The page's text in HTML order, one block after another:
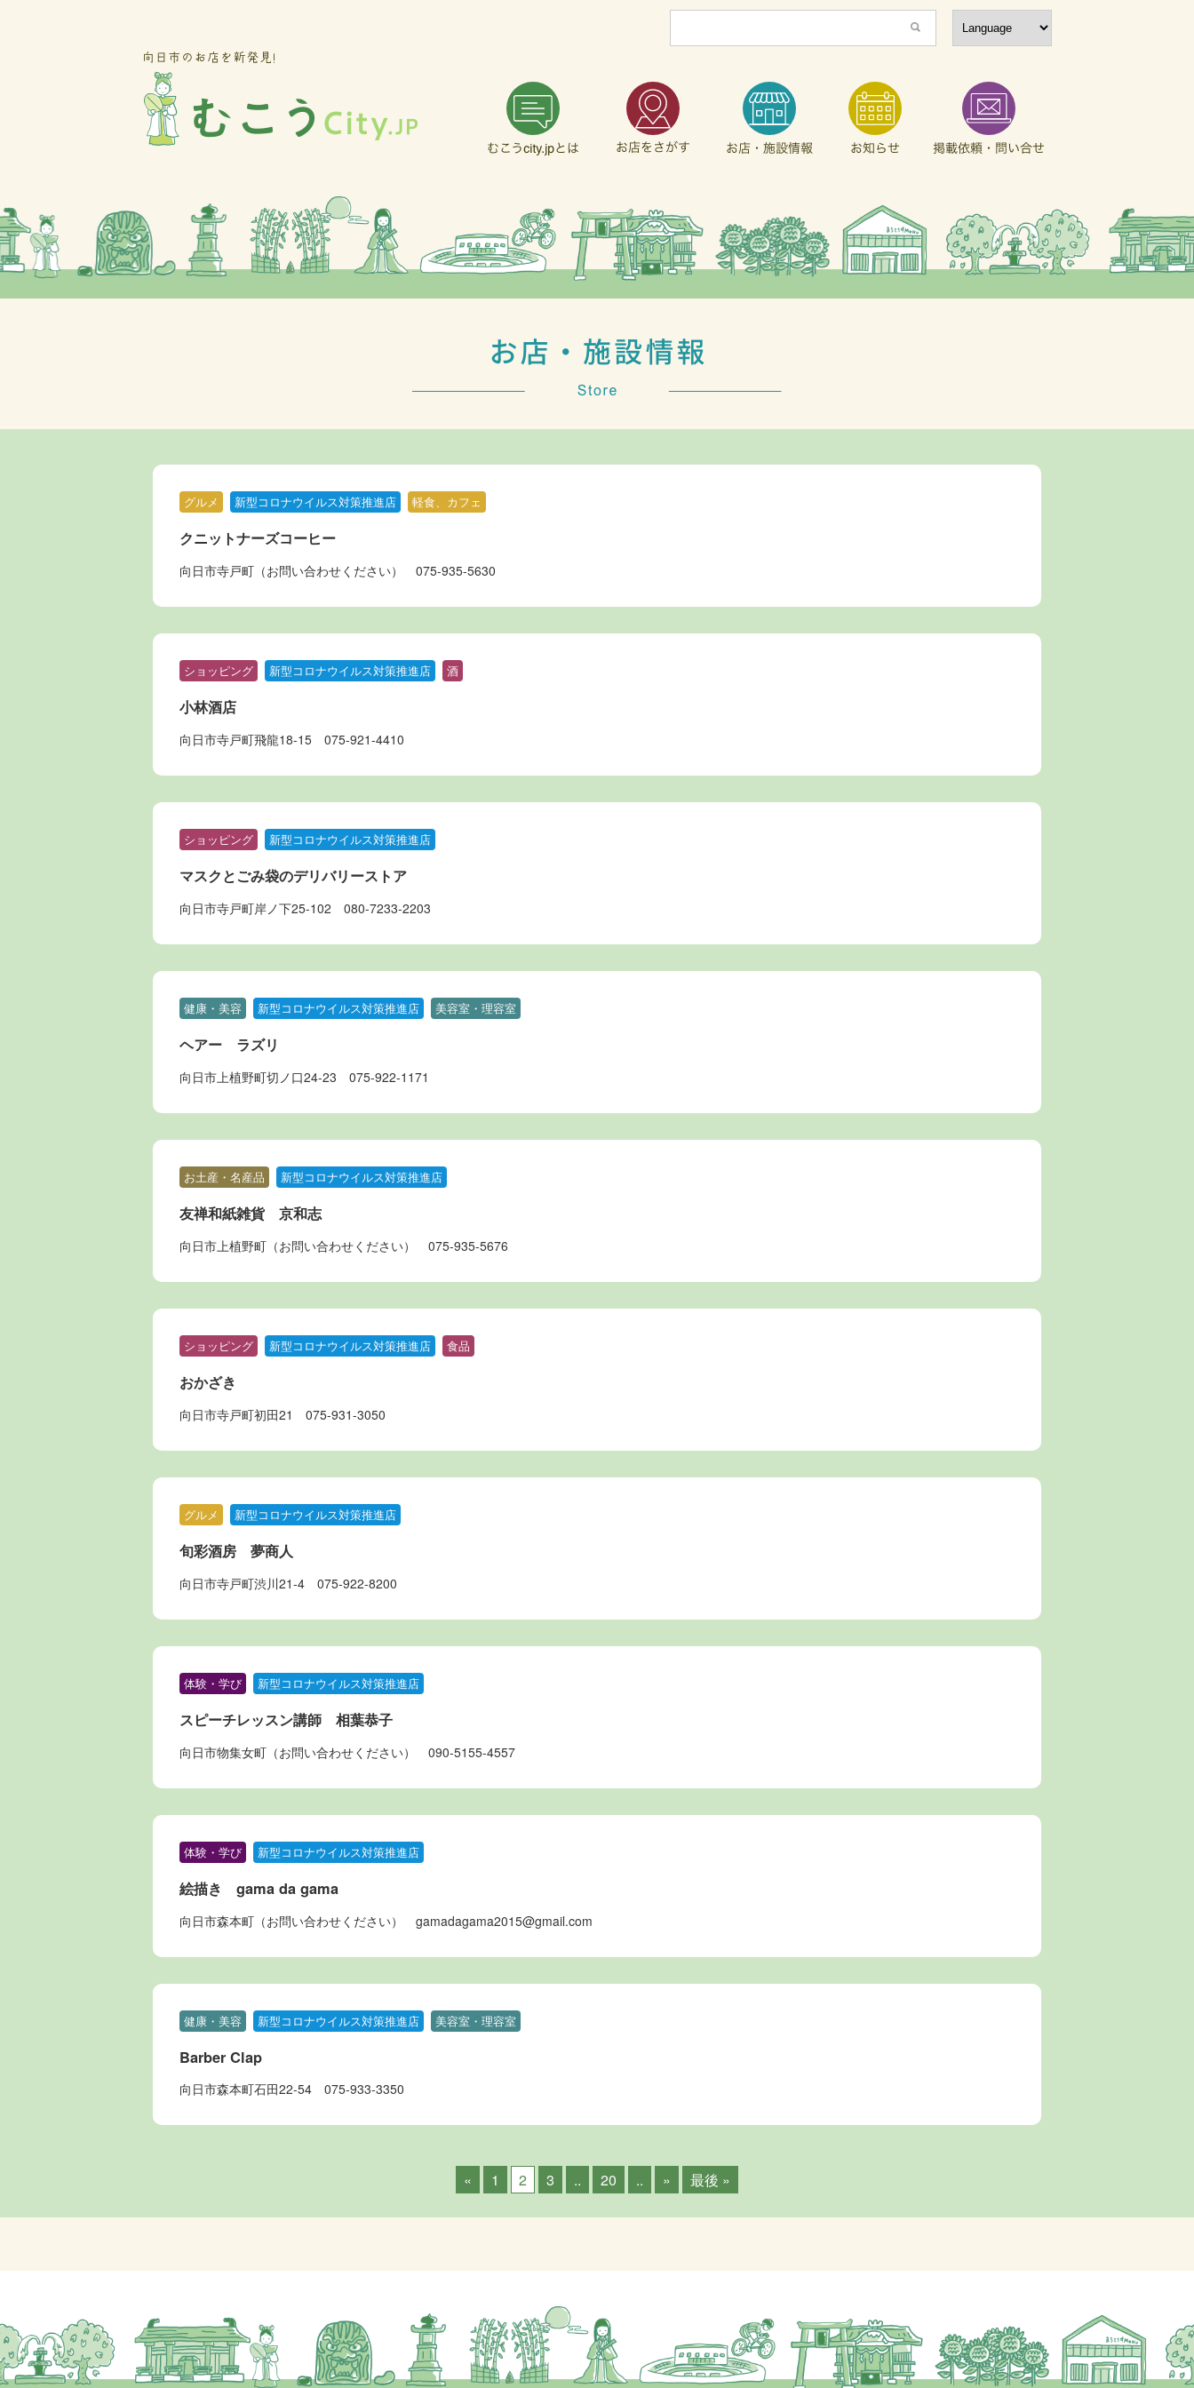
グルメ 新型コロナウイルス対策推進店 軽食、カフェ
クニットナーズコーヒー
向日市寺戸町（お問い合わせください） 075-935-5630
ショッピング 新型コロナウイルス対策推進店 酒
小林酒店
向日市寺戸町飛龍18-15 075-921-4410
ショッピング 新型コロナウイルス対策推進店
マスクとごみ袋のデリバリーストア
向日市寺戸町岸ノ下25-102 080-7233-2203
健康・美容 新型コロナウイルス対策推進店 美容室・理容室
ヘアー ラズリ
向日市上植野町切ノ口24-23 075-922-1171
お土産・名産品 新型コロナウイルス対策推進店
友禅和紙雑貨 京和志
向日市上植野町（お問い合わせください） 075-935-5676
ショッピング 新型コロナウイルス対策推進店 食品
おかざき
向日市寺戸町初田21 075-931-3050
グルメ 新型コロナウイルス対策推進店
旬彩酒房 夢商人
向日市寺戸町渋川21-4 075-922-8200
体験・学び 新型コロナウイルス対策推進店
スピーチレッスン講師 相葉恭子
向日市物集女町（お問い合わせください） 090-5155-4557
体験・学び 新型コロナウイルス対策推進店
絵描き gama da gama
向日市森本町（お問い合わせください） gamadagama2015@gmail.com
健康・美容 新型コロナウイルス対策推進店 美容室・理容室
Barber Clap
向日市森本町石田22-54 075-933-3350
« 1 2 3 .. 20 .. » 最後 »